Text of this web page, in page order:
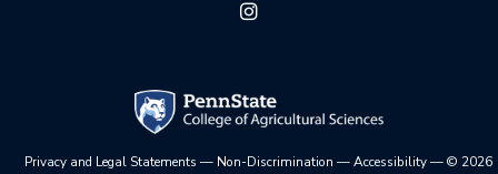
Privacy and Legal Statements — Non-Discrimination —Accessibility—© 2026